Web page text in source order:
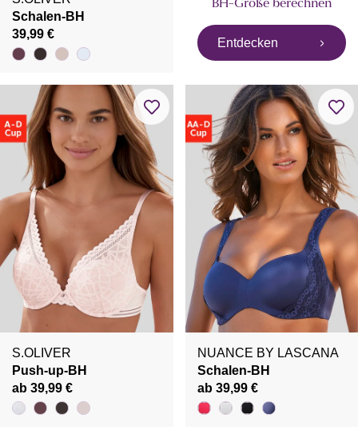
Schalen-BH
39,99 €
BH-Größe berechnen
Entdecken
S.OLIVER
Push-up-BH
ab 39,99 €
NUANCE BY LASCANA
Schalen-BH
ab 39,99 €